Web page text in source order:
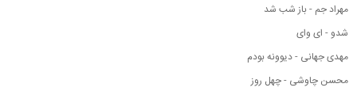
مهراد جم - باز شب شد
شدو - ای وای
مهدی جهانی - دیوونه بودم
محسن چاوشی - چهل روز